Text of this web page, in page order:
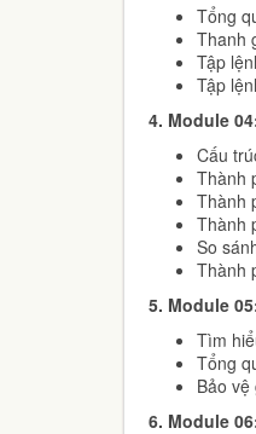
Tổng
Thanh
Tập
Tập
4. Module
Cấu
Thành
Thành
Thành
So
Thành
5. Module
Tìm
Tổng
Bảo
6. Module